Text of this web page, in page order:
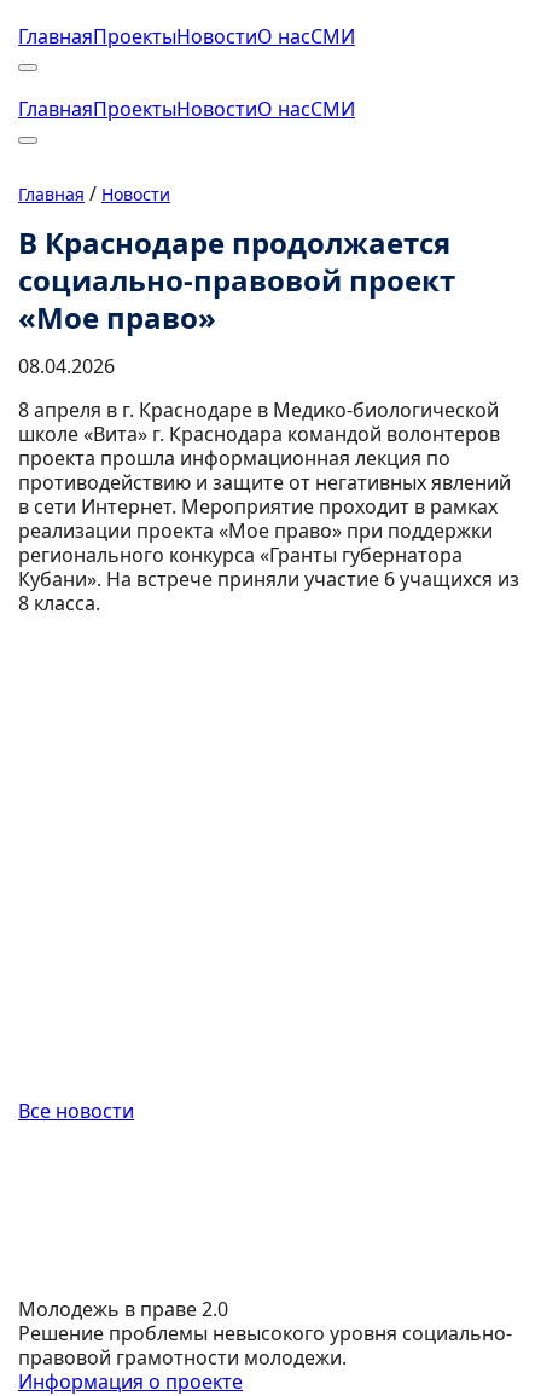
ГлавнаяПроектыНовостиО насСМИ
ГлавнаяПроектыНовостиО насСМИ
Главная / Новости
В Краснодаре продолжается
социально-правовой проект
«Мое право»
08.04.2026
8 апреля в г. Краснодаре в Медико-биологической
школе «Вита» г. Краснодара командой волонтеров
проекта прошла информационная лекция по
противодействию и защите от негативных явлений
в сети Интернет. Мероприятие проходит в рамках
реализации проекта «Мое право» при поддержки
регионального конкурса «Гранты губернатора
Кубани». На встрече приняли участие 6 учащихся из
8 класса.
Все новости
Молодежь в праве 2.0
Решение проблемы невысокого уровня социально-
правовой грамотности молодежи.
Информация о проекте